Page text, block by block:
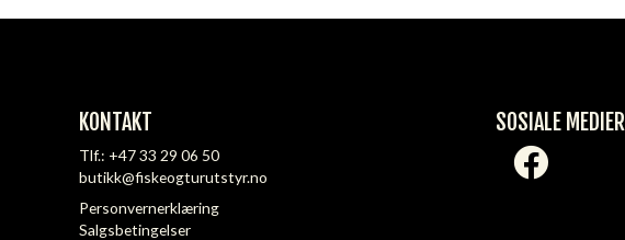
KONTAKT
Tlf.: +47 33 29 06 50
butikk@fiskeogturutstyr.no
Personvernerklæring
Salgsbetingelser
SOSIALE MEDIER